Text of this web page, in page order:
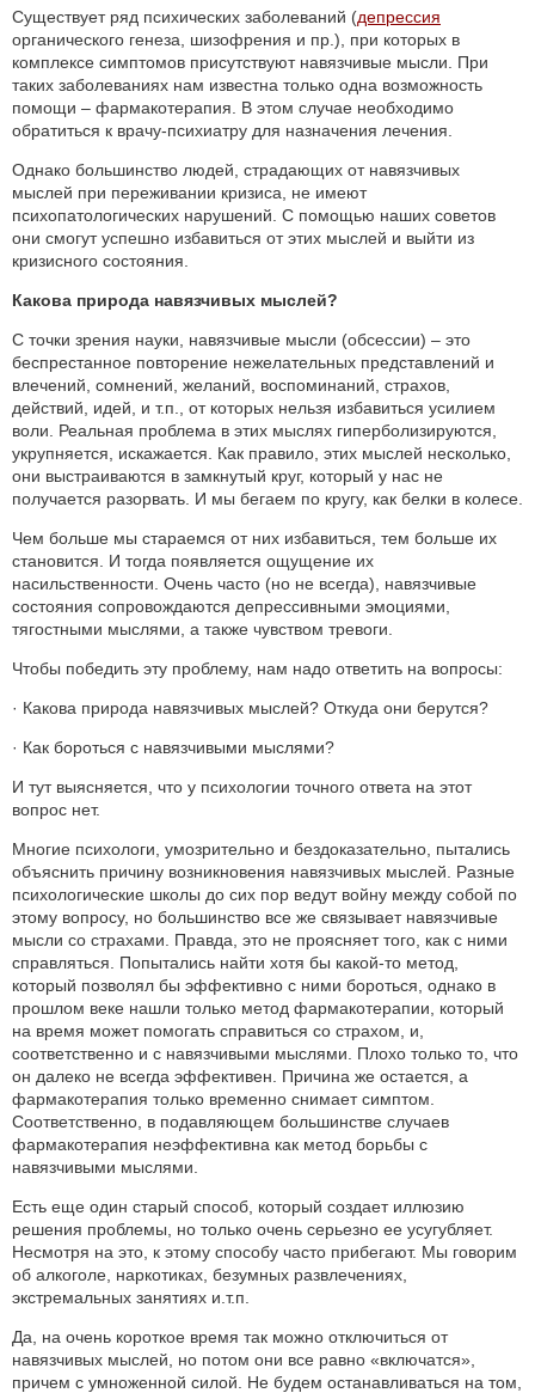
Существует ряд психических заболеваний (депрессия
органического генеза, шизофрения и пр.), при которых в
комплексе симптомов присутствуют навязчивые мысли. При
таких заболеваниях нам известна только одна возможность
помощи – фармакотерапия. В этом случае необходимо
обратиться к врачу-психиатру для назначения лечения.
Однако большинство людей, страдающих от навязчивых
мыслей при переживании кризиса, не имеют
психопатологических нарушений. С помощью наших советов
они смогут успешно избавиться от этих мыслей и выйти из
кризисного состояния.
Какова природа навязчивых мыслей?
С точки зрения науки, навязчивые мысли (обсессии) – это
беспрестанное повторение нежелательных представлений и
влечений, сомнений, желаний, воспоминаний, страхов,
действий, идей, и т.п., от которых нельзя избавиться усилием
воли. Реальная проблема в этих мыслях гиперболизируются,
укрупняется, искажается. Как правило, этих мыслей несколько,
они выстраиваются в замкнутый круг, который у нас не
получается разорвать. И мы бегаем по кругу, как белки в колесе.
Чем больше мы стараемся от них избавиться, тем больше их
становится. И тогда появляется ощущение их
насильственности. Очень часто (но не всегда), навязчивые
состояния сопровождаются депрессивными эмоциями,
тягостными мыслями, а также чувством тревоги.
Чтобы победить эту проблему, нам надо ответить на вопросы:
· Какова природа навязчивых мыслей? Откуда они берутся?
· Как бороться с навязчивыми мыслями?
И тут выясняется, что у психологии точного ответа на этот
вопрос нет.
Многие психологи, умозрительно и бездоказательно, пытались
объяснить причину возникновения навязчивых мыслей. Разные
психологические школы до сих пор ведут войну между собой по
этому вопросу, но большинство все же связывает навязчивые
мысли со страхами. Правда, это не проясняет того, как с ними
справляться. Попытались найти хотя бы какой-то метод,
который позволял бы эффективно с ними бороться, однако в
прошлом веке нашли только метод фармакотерапии, который
на время может помогать справиться со страхом, и,
соответственно и с навязчивыми мыслями. Плохо только то, что
он далеко не всегда эффективен. Причина же остается, а
фармакотерапия только временно снимает симптом.
Соответственно, в подавляющем большинстве случаев
фармакотерапия неэффективна как метод борьбы с
навязчивыми мыслями.
Есть еще один старый способ, который создает иллюзию
решения проблемы, но только очень серьезно ее усугубляет.
Несмотря на это, к этому способу часто прибегают. Мы говорим
об алкоголе, наркотиках, безумных развлечениях,
экстремальных занятиях и.т.п.
Да, на очень короткое время так можно отключиться от
навязчивых мыслей, но потом они все равно «включатся»,
причем с умноженной силой. Не будем останавливаться на том,